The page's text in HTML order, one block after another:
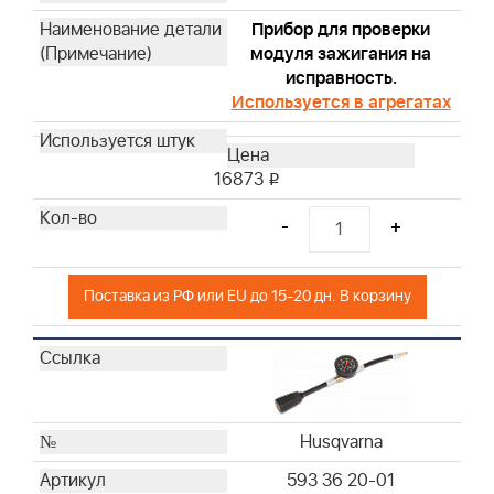
Husqvarna
Husqvarna
Husqvarna
Husqvarna
Husqvarna
Husqvarna
Husqvarna
Husqvarna
Husqvarna
Husqvarna
Husqvarna
Husqvarna
Husqvarna
Прибор для проверки
модуля зажигания на
исправность.
Используется в агрегатах
16873 i
- +
Поставка из РФ или EU до 15-20 дн. В корзину
Husqvarna
593 36 20-01